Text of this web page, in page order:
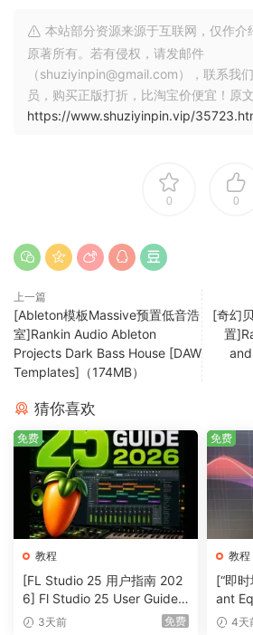
本站部分资源来源于互联网，仅作介
原著所有。若有侵权，请发邮件
（shuziyinpin@gmail.com），联系我
员，购买正版打折，比淘宝价便宜！原
https://www.shuziyinpin.vip/
0 0
上一篇
[Ableton模板Massive预置低音浩
室]Rankin Audio Ableton
Projects Dark Bass House [DAW
Templates]（174MB）
[奇幻
置
猜你喜欢
教程
[FL Studio 25 用户指南 202
6] Fl Studio 25 User Guide 2
026（1MB）
3天前 免费
免费
教程
[“即
ant
36MB
4天
免费